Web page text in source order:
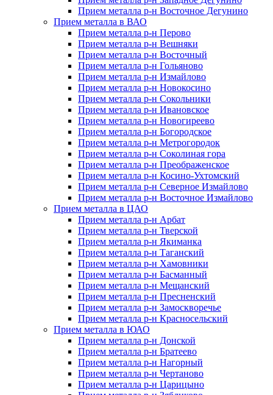
Прием металла р-н Восточное Дегунино
Прием металла в ВАО
Прием металла р-н Перово
Прием металла р-н Вешняки
Прием металла р-н Восточный
Прием металла р-н Гольяново
Прием металла р-н Измайлово
Прием металла р-н Новокосино
Прием металла р-н Сокольники
Прием металла р-н Ивановское
Прием металла р-н Новогиреево
Прием металла р-н Богородское
Прием металла р-н Метрогородок
Прием металла р-н Соколиная гора
Прием металла р-н Преображенское
Прием металла р-н Косино-Ухтомский
Прием металла р-н Северное Измайлово
Прием металла р-н Восточное Измайлово
Прием металла в ЦАО
Прием металла р-н Арбат
Прием металла р-н Тверской
Прием металла р-н Якиманка
Прием металла р-н Таганский
Прием металла р-н Хамовники
Прием металла р-н Басманный
Прием металла р-н Мещанский
Прием металла р-н Пресненский
Прием металла р-н Замоскворечье
Прием металла р-н Красносельский
Прием металла в ЮАО
Прием металла р-н Донской
Прием металла р-н Братеево
Прием металла р-н Нагорный
Прием металла р-н Чертаново
Прием металла р-н Царицыно